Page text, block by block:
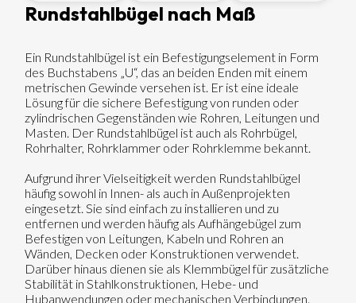
Rundstahlbügel nach Maß
Ein Rundstahlbügel ist ein Befestigungselement in Form
des Buchstabens „U“, das an beiden Enden mit einem
metrischen Gewinde versehen ist. Er ist eine ideale
Lösung für die sichere Befestigung von runden oder
zylindrischen Gegenständen wie Rohren, Leitungen und
Masten. Der Rundstahlbügel ist auch als Rohrbügel,
Rohrhalter, Rohrklammer oder Rohrklemme bekannt.
Aufgrund ihrer Vielseitigkeit werden Rundstahlbügel
häufig sowohl in Innen- als auch in Außenprojekten
eingesetzt. Sie sind einfach zu installieren und zu
entfernen und werden häufig als Aufhängebügel zum
Befestigen von Leitungen, Kabeln und Rohren an
Wänden, Decken oder Konstruktionen verwendet.
Darüber hinaus dienen sie als Klemmbügel für zusätzliche
Stabilität in Stahlkonstruktionen, Hebe- und
Hubanwendungen oder mechanischen Verbindungen.